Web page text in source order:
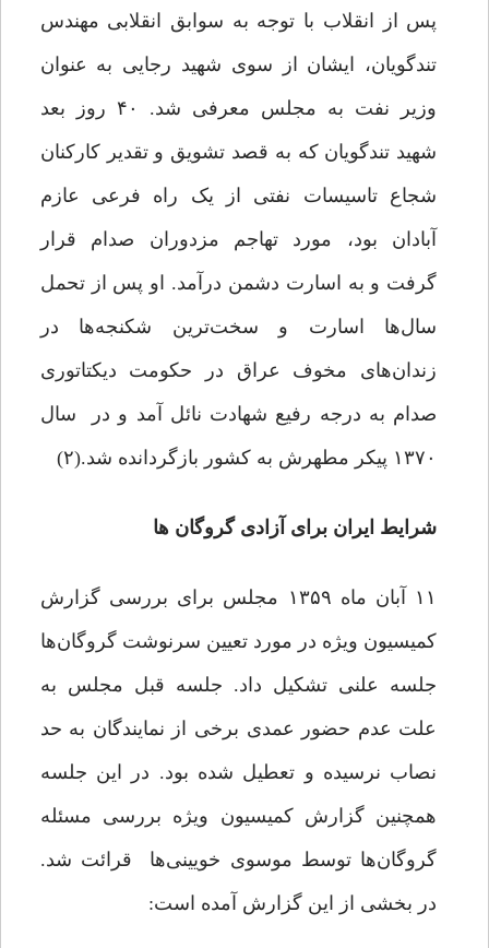
پس از انقلاب با توجه به سوابق انقلابی مهندس
تندگویان، ایشان از سوی شهید رجایی به عنوان
وزیر نفت به مجلس معرفی شد. ۴۰ روز بعد
شهید تندگویان که به قصد تشویق و تقدیر کارکنان
شجاع تاسیسات نفتی از یک راه فرعی عازم
آبادان بود، مورد تهاجم مزدوران صدام قرار
گرفت و به اسارت دشمن درآمد. او پس از تحمل
سال‌ها اسارت و سخت‌ترین شکنجه‌ها در
زندان‌های مخوف عراق در حکومت دیکتاتوری
صدام به درجه رفیع شهادت نائل آمد و در سال
۱۳۷۰ پیکر مطهرش به کشور بازگردانده شد.(۲)
شرایط ایران برای آزادی گروگان ها
۱۱ آبان ماه ۱۳۵۹ مجلس برای بررسی گزارش
کمیسیون ویژه در مورد تعیین سرنوشت گروگان‌ها
جلسه علنی تشکیل داد. جلسه قبل مجلس به
علت عدم حضور عمدی برخی از نمایندگان به حد
نصاب نرسیده و تعطیل شده بود. در این جلسه
همچنین گزارش کمیسیون ویژه بررسی مسئله
گروگان‌ها توسط موسوی خویینی‌ها قرائت شد.
در بخشی از این گزارش آمده است: